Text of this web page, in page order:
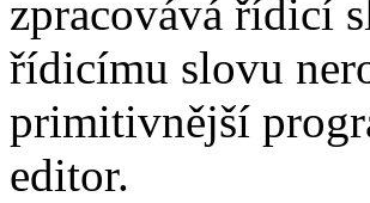
zpracovává řídicí
řídicímu slovu
primitivnější
editor.